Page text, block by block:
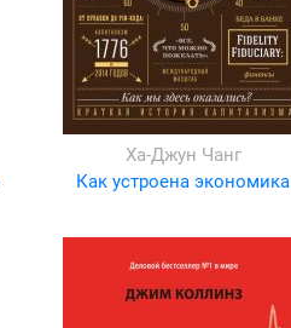
Ха-Джун Чанг
Как устроена экономика